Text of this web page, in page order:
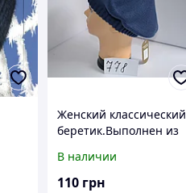
Женский классический
беретик.Выполнен из
нитки,которая не дает
раздражение.
В наличии
110 грн